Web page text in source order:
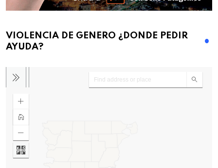
VIOLENCIA DE GENERO ¿DONDE PEDIR
AYUDA?